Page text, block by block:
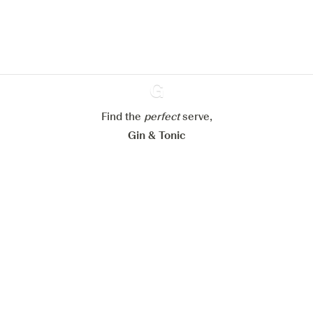
Ginventory
Find the perfectserve,
Gin & Tonic
Mijn cookie-instellingen aanpassen
Alles weigeren Alles aanvaarden